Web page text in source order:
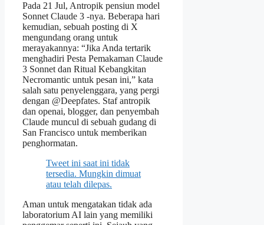
Pada 21 Jul, Antropik pensiun model
Sonnet Claude 3 -nya. Beberapa hari
kemudian, sebuah posting di X
mengundang orang untuk
merayakannya: “Jika Anda tertarik
menghadiri Pesta Pemakaman Claude
3 Sonnet dan Ritual Kebangkitan
Necromantic untuk pesan ini,” kata
salah satu penyelenggara, yang pergi
dengan @Deepfates. Staf antropik
dan openai, blogger, dan penyembah
Claude muncul di sebuah gudang di
San Francisco untuk memberikan
penghormatan.
Tweet ini saat ini tidak
tersedia. Mungkin dimuat
atau telah dilepas.
Aman untuk mengatakan tidak ada
laboratorium AI lain yang memiliki